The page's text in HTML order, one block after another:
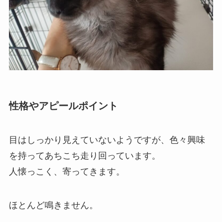
性格やアピールポイント
目はしっかり見えていないようですが、色々興味
を持ってあちこち走り回っています。
人懐っこく、寄ってきます。
ほとんど鳴きません。